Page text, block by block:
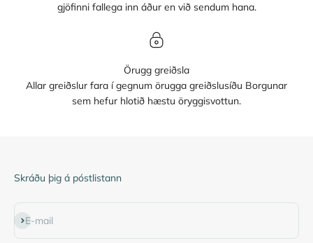
gjöfinni fallega inn áður en við sendum hana.
Örugg greiðsla
Allar greiðslur fara í gegnum örugga greiðslusíðu Borgunar
sem hefur hlotið hæstu öryggisvottun.
Skráðu þig á póstlistann
E-mail
Subscribe